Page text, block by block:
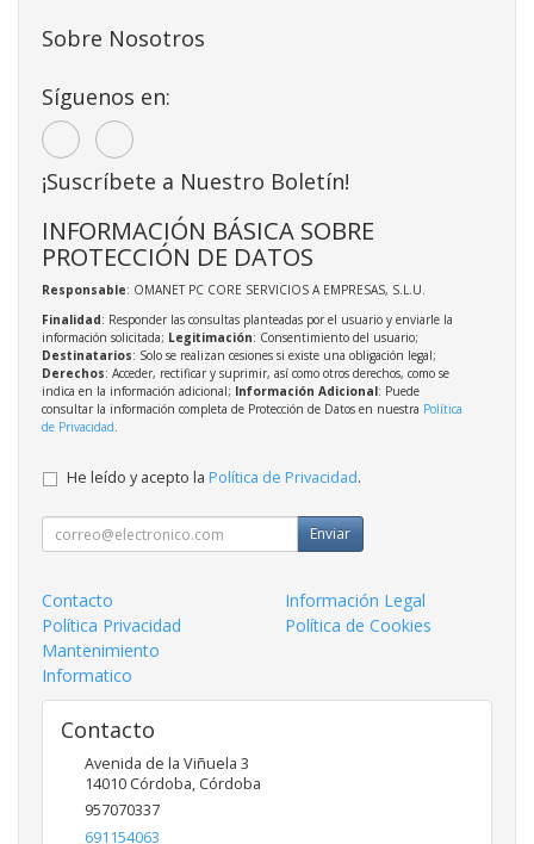
Sobre Nosotros
Síguenos en:
¡Suscríbete a Nuestro Boletín!
INFORMACIÓN BÁSICA SOBRE
PROTECCIÓN DE DATOS
Responsable: OMANET PC CORE SERVICIOS A EMPRESAS, S.L.U.
Finalidad: Responder las consultas planteadas por el usuario y enviarle la
información solicitada; Legitimación: Consentimiento del usuario;
Destinatarios: Solo se realizan cesiones si existe una obligación legal;
Derechos: Acceder, rectificar y suprimir, así como otros derechos, como se
indica en la información adicional; Información Adicional: Puede
consultar la información completa de Protección de Datos en nuestra Política
de Privacidad.
He leído y acepto la Política de Privacidad.
Enviar
Contacto
Información Legal
Política Privacidad
Política de Cookies
Mantenimiento
Informatico
Contacto
Avenida de la Viñuela 3
14010 Córdoba, Córdoba
957070337
691154063